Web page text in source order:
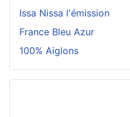
Issa Nissa l'émission
France Bleu Azur
100% Aiglons